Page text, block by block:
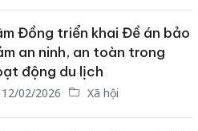
Đồng triển khai Đề án bảo
an ninh, an toàn trong
động du lịch
12/02/2026 Xã hội